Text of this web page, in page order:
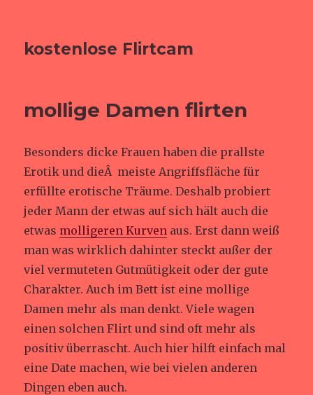
kostenlose Flirtcam
mollige Damen flirten
Besonders dicke Frauen haben die prallste
Erotik und dieÂ meiste Angriffsfläche für
erfüllte erotische Träume. Deshalb probiert
jeder Mann der etwas auf sich hält auch die
etwas molligeren Kurven aus. Erst dann weiß
man was wirklich dahinter steckt außer der
viel vermuteten Gutmütigkeit oder der gute
Charakter. Auch im Bett ist eine mollige
Damen mehr als man denkt. Viele wagen
einen solchen Flirt und sind oft mehr als
positiv überrascht. Auch hier hilft einfach mal
eine Date machen, wie bei vielen anderen
Dingen eben auch.